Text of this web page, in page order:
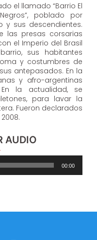
el llamado “Barrio El
poblado por
y sus descendientes.
las presas corsarias
el Imperio del Brasil
sus habitantes
y costumbres de
antepasados. En la
y afro-argentinas
la actualidad, se
para lavar la
Fueron declarados
AUDIO
00:00